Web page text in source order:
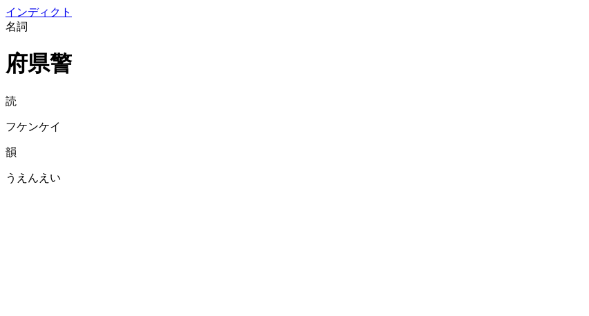
インディクト
名詞
府県警
読
フケンケイ
韻
うえんえい